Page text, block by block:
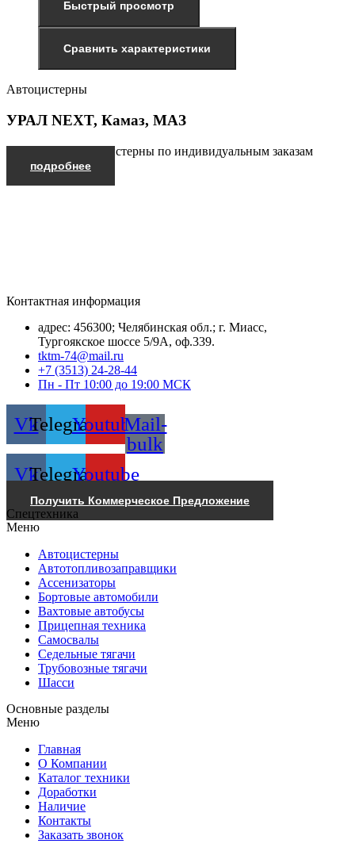
Быстрый просмотр
Сравнить характеристики
Автоцистерны
УРАЛ NEXT, Камаз, МАЗ
Производим автоцистерны по индивидуальным заказам
подробнее
Контактная информация
адрес: 456300; Челябинская обл.; г. Миасс,
Тургоякское шоссе 5/9А, оф.339.
tktm-74@mail.ru
+7 (3513) 24-28-44
Пн - Пт 10:00 до 19:00 МСК
VkTelegramYoutubeMail-
bulk
VkTelegramYoutube
Получить Коммерческое Предложение
Спецтехника
Меню
Автоцистерны
Автотопливозаправщики
Ассенизаторы
Бортовые автомобили
Вахтовые автобусы
Прицепная техника
Самосвалы
Седельные тягачи
Трубовозные тягачи
Шасси
Основные разделы
Меню
Главная
О Компании
Каталог техники
Доработки
Наличие
Контакты
Заказать звонок